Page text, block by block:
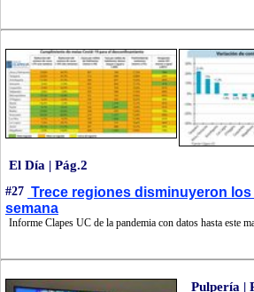
El Día | Pág.2
#27 Trece regiones disminuyeron
semana
Informe Clapes UC de la pandemia con datos hasta este
Pulpería |